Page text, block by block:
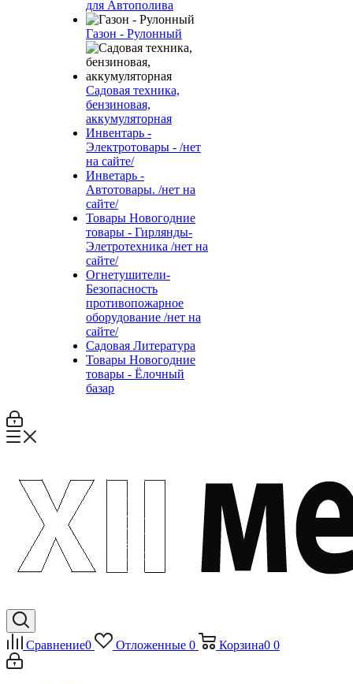
для Автополива
Газон - Рулонный
Садовая техника,
бензиновая,
аккумуляторная
Инвентарь -
Электротовары - /нет
на сайте/
Инветарь -
Автотовары. /нет на
сайте/
Товары Новогодние
товары - Гирлянды-
Элетротехника /нет на
сайте/
Огнетушители-
Безопасность
противопожарное
оборудование /нет на
сайте/
Садовая Литература
Товары Новогодние
товары - Ёлочный
базар
Сравнение0 Отложенные 0 Корзина0 0